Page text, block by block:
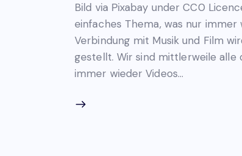
Bild via Pixabay under CC0
einfaches Thema, was nur
Verbindung mit Musik und Film
gestellt. Wir sind mittlerweile alle
immer wieder Videos…